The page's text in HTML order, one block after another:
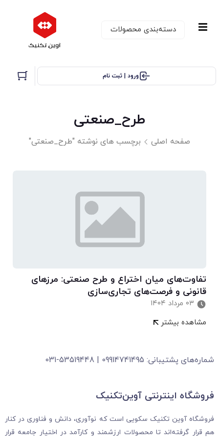
دسته‌بندی‌ محصولات
ورود | ثبت نام
طرح_صنعتی
صفحه اصلی برچسب های نوشته "طرح_صنعتی"
تفاوت‌های میان اختراع و طرح صنعتی: مرزهای
قانونی و فرصت‌های تجاری‌سازی
مشاهده بیشتر
شماره‌های پشتیبانی: 09914741495 | 53519448-031
فروشگاه‌ اینترنتی آوین‌تکنیک
فروشگاه آوین تکنیک سکویی است که نوآوری، دانش و فناوری در کنار
هم قرار گرفته‌اند تا محصولات ارزشمند و کارآمد در اختیار جامعه قرار